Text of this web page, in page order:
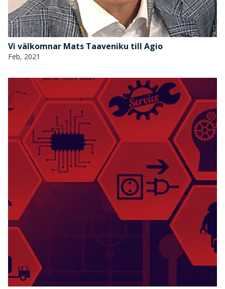
Vi välkomnar Mats Taaveniku till Agio
Feb, 2021